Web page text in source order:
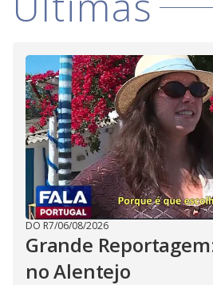
d
e
o
DO R7/06/08/2026
Grande
no Alentejo